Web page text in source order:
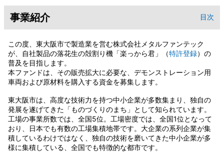
事業紹介 目次
この度、東大阪市で製造業を営む株式会社メタルファンテック
が、自社製品の落花生の殻割り機「楽っから君」（特許登録）の
普及を目指します。
本ファンドは、その販売拡大に必要な、デモンストレーション用
車両および原材料を購入する資金を募集します。
東大阪市は、高度な技術力を持つ中小企業が多数集まり、独自の
発展を遂げてきた「ものづくりのまち」として知られています。
工場の事業所数では、全国5位。工場密度では、全国1位となって
おり、日本でも有数の工場集積地帯です。大企業の系列企業が集
積しているわけではなく、独自の技術を磨いてきた中小企業が多
様に集積している、全国でも特徴的な都市です。